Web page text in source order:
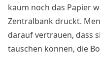
kaum noch das Papier
Zentralbank druckt.
darauf vertrauen, dass
tauschen können, die